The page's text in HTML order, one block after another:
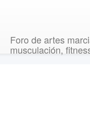
Foro de artes
musculación,